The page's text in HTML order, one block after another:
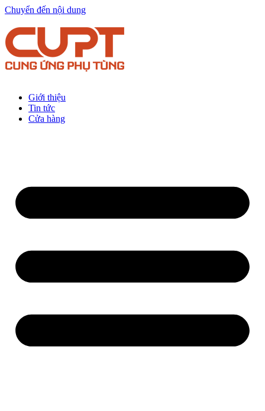
Chuyển đến nội dung
Giới thiệu
Tin tức
Cửa hàng